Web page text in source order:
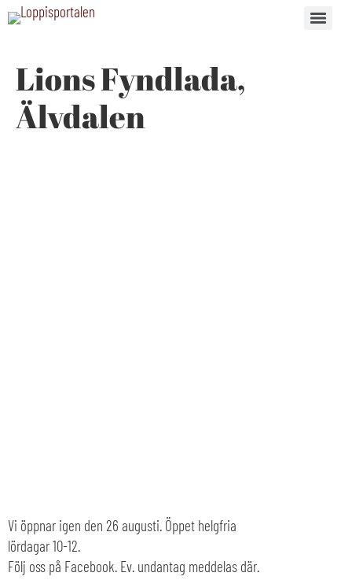
Lions Fyndlada,
Älvdalen
Vi öppnar igen den 26 augusti. Öppet helgfria
lördagar 10-12.
Följ oss på Facebook. Ev. undantag meddelas där.